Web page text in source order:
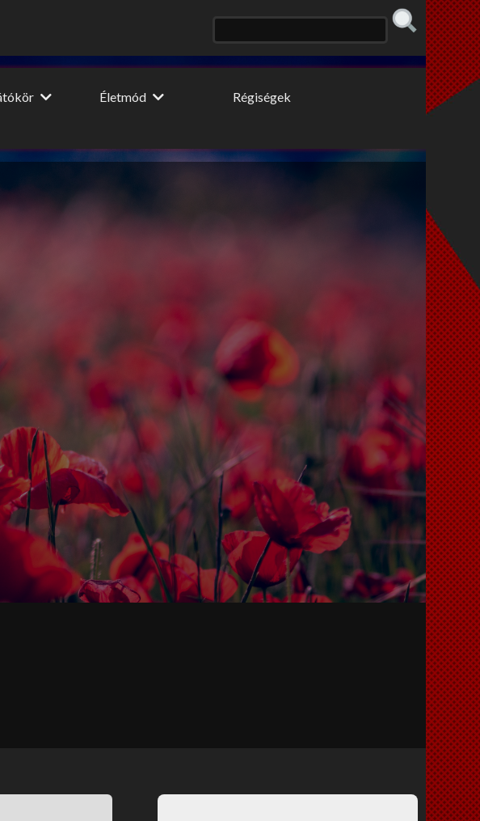
Életmód
A nagy fogyidráma
Régiségek
Cooltúr Koktél